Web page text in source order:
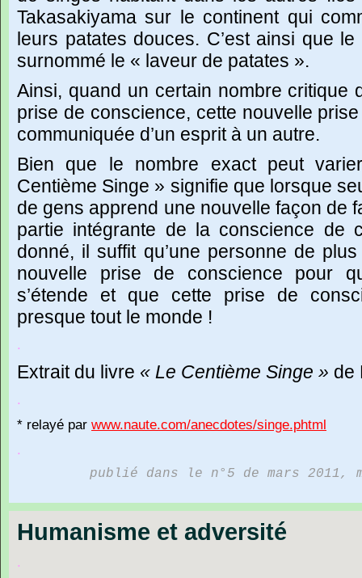
Takasakiyama sur le continent qui
leurs patates douces. C’est ainsi que le
surnommé le « laveur de patates ».
Ainsi, quand un certain nombre critique
prise de conscience, cette nouvelle prise
communiquée d’un esprit à un autre.
Bien
que le nombre exact peut
Centième Singe » signifie que lorsque
de gens apprend une nouvelle façon de
partie intégrante de la conscience de
donné, il suffit qu’une personne de plus
nouvelle
prise de conscience pour
s’étende
et que cette prise de
presque tout le monde !
.
Extrait du livre « Le Centième Singe » de
.
* relayé par www.naute.com/anecdotes/singe.phtml
.
publié dans le n°5 de mars 2011,
Humanisme et adversité
.